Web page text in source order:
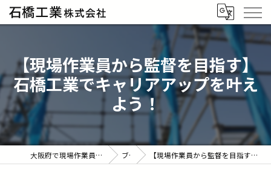
【現場作業員から監督を目指す】
石橋工業でキャリアアップを叶え
よう！
大阪府で現場作業員の求人なら石橋工業株式会社 ブログ 【現場作業員から監督を目指す】石橋工業でキャリアアップを叶えよう！